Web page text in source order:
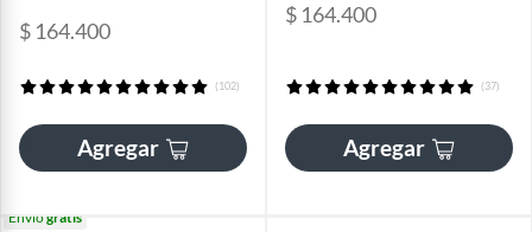
$ 164.400
(102)
Agregar
$ 164.400
(37)
Agregar
Envíogratis